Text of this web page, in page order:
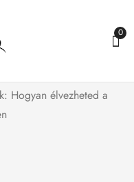
0
Hogyan élvezheted a